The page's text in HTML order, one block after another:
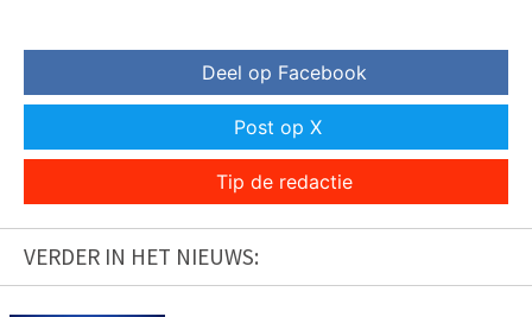
Deel op Facebook
Post op X
Tip de redactie
VERDER IN HET NIEUWS: